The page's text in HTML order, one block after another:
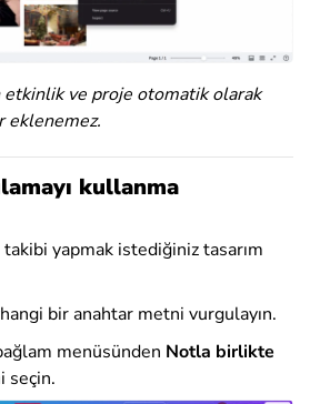
etkinlik ve proje otomatik olarak
eklenemez.
kullanma
takibi yapmak istediğiniz tasarım
bir anahtar metni vurgulayın.
menüsünden Notla birlikte
seçin.